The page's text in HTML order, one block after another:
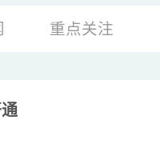
重点关注